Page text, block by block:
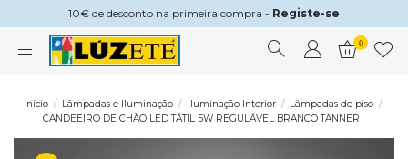
10€ de desconto na primeira compra - Registe-se
0
Início Lâmpadas e Iluminação Iluminação Interior
Lâmpadas de piso
CANDEEIRO DE CHÃO LED TÁTIL 5W REGULÁVEL BRANCO TANNER